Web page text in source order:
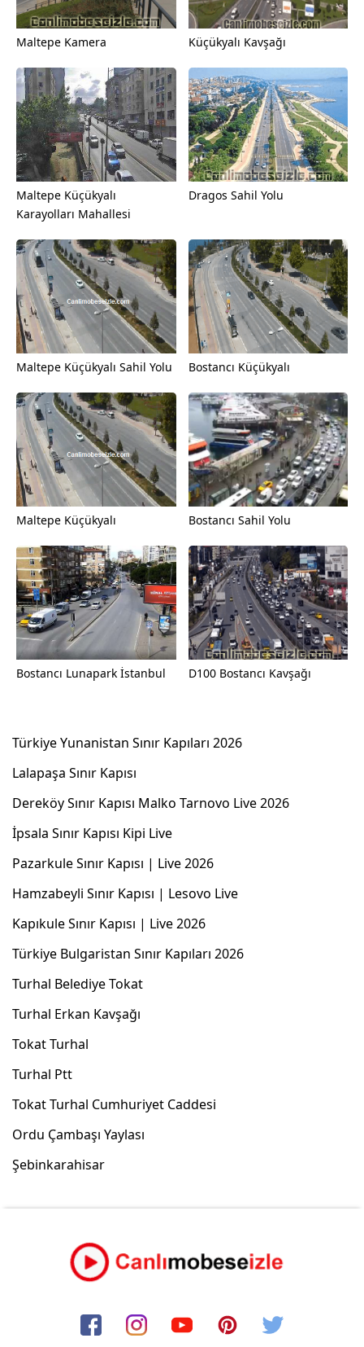
Maltepe Kamera Küçükyalı Kavşağı
Maltepe Küçükyalı
Karayolları Mahallesi
Dragos Sahil Yolu
Maltepe Küçükyalı Sahil Yolu Bostancı Küçükyalı
Maltepe Küçükyalı Bostancı Sahil Yolu
Bostancı Lunapark İstanbul D100 Bostancı Kavşağı
Türkiye Yunanistan Sınır Kapıları 2026
Lalapaşa Sınır Kapısı
Dereköy Sınır Kapısı Malko Tarnovo Live 2026
İpsala Sınır Kapısı Kipi Live
Pazarkule Sınır Kapısı | Live 2026
Hamzabeyli Sınır Kapısı | Lesovo Live
Kapıkule Sınır Kapısı | Live 2026
Türkiye Bulgaristan Sınır Kapıları 2026
Turhal Belediye Tokat
Turhal Erkan Kavşağı
Tokat Turhal
Turhal Ptt
Tokat Turhal Cumhuriyet Caddesi
Ordu Çambaşı Yaylası
Şebinkarahisar